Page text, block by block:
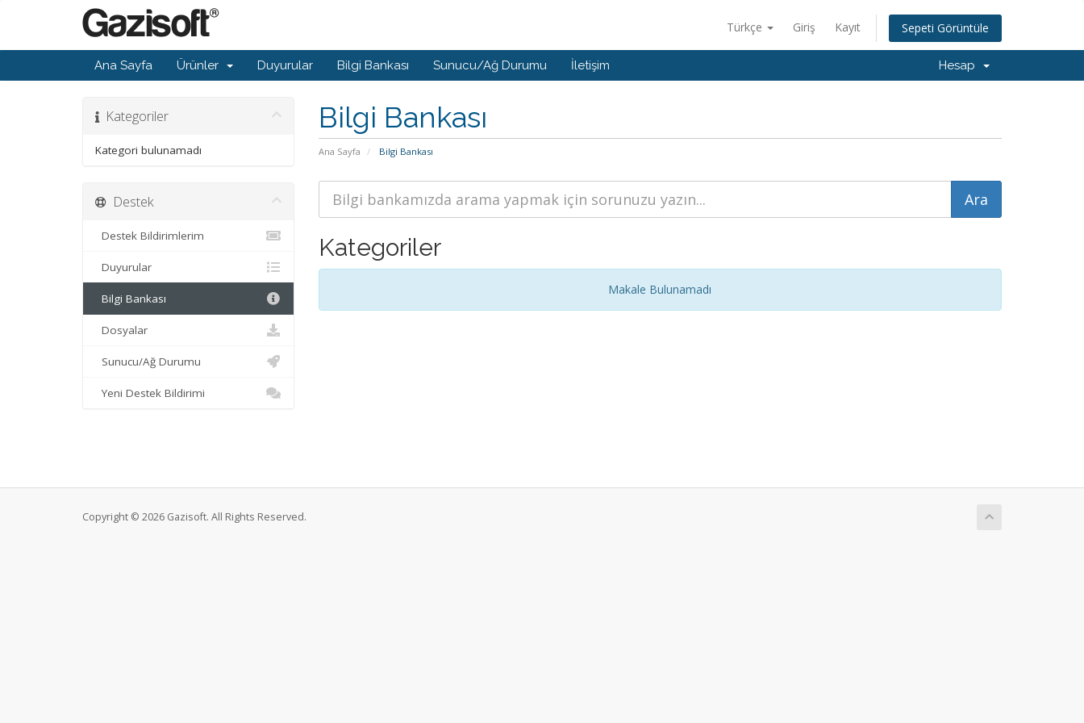
Türkçe Giriş Kayıt Sepeti Görüntüle
Ana Sayfa Ürünler Duyurular Bilgi Bankası Sunucu/Ağ Durumu İletişim Hesap
Bilgi Bankası
Ana Sayfa Bilgi Bankası
Kategoriler
Kategori bulunamadı
Kategoriler
Makale Bulunamadı
Destek
Destek Bildirimlerim
Duyurular
Bilgi Bankası
Dosyalar
Sunucu/Ağ Durumu
Yeni Destek Bildirimi
Copyright © 2026 Gazisoft. All Rights Reserved.